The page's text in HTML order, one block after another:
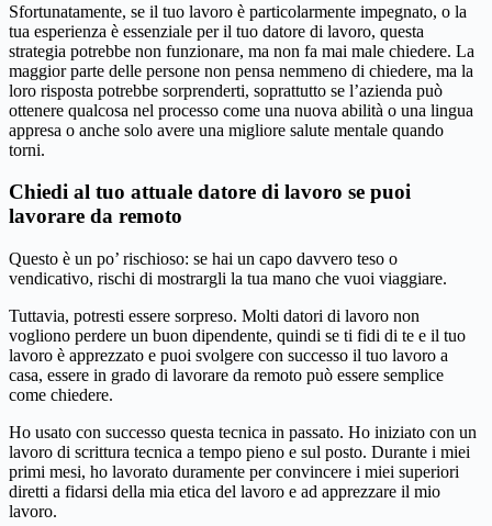
Sfortunatamente, se il tuo lavoro è particolarmente impegnato, o la
tua esperienza è essenziale per il tuo datore di lavoro, questa
strategia potrebbe non funzionare, ma non fa mai male chiedere. La
maggior parte delle persone non pensa nemmeno di chiedere, ma la
loro risposta potrebbe sorprenderti, soprattutto se l’azienda può
ottenere qualcosa nel processo come una nuova abilità o una lingua
appresa o anche solo avere una migliore salute mentale quando
torni.
Chiedi al tuo attuale datore di lavoro se puoi
lavorare da remoto
Questo è un po’ rischioso: se hai un capo davvero teso o
vendicativo, rischi di mostrargli la tua mano che vuoi viaggiare.
Tuttavia, potresti essere sorpreso. Molti datori di lavoro non
vogliono perdere un buon dipendente, quindi se ti fidi di te e il tuo
lavoro è apprezzato e puoi svolgere con successo il tuo lavoro a
casa, essere in grado di lavorare da remoto può essere semplice
come chiedere.
Ho usato con successo questa tecnica in passato. Ho iniziato con un
lavoro di scrittura tecnica a tempo pieno e sul posto. Durante i miei
primi mesi, ho lavorato duramente per convincere i miei superiori
diretti a fidarsi della mia etica del lavoro e ad apprezzare il mio
lavoro.